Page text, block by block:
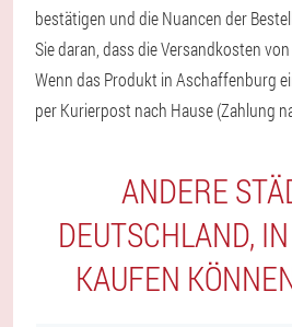
bestätigen und die Nuancen der
Sie daran, dass die Versandkosten
Wenn das Produkt in Aschaffenburg
per Kurierpost nach Hause (Zahlung
ANDERE
DEUTSCHLAND,
KAUFEN